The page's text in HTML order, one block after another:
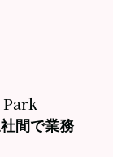
Park
間で業務